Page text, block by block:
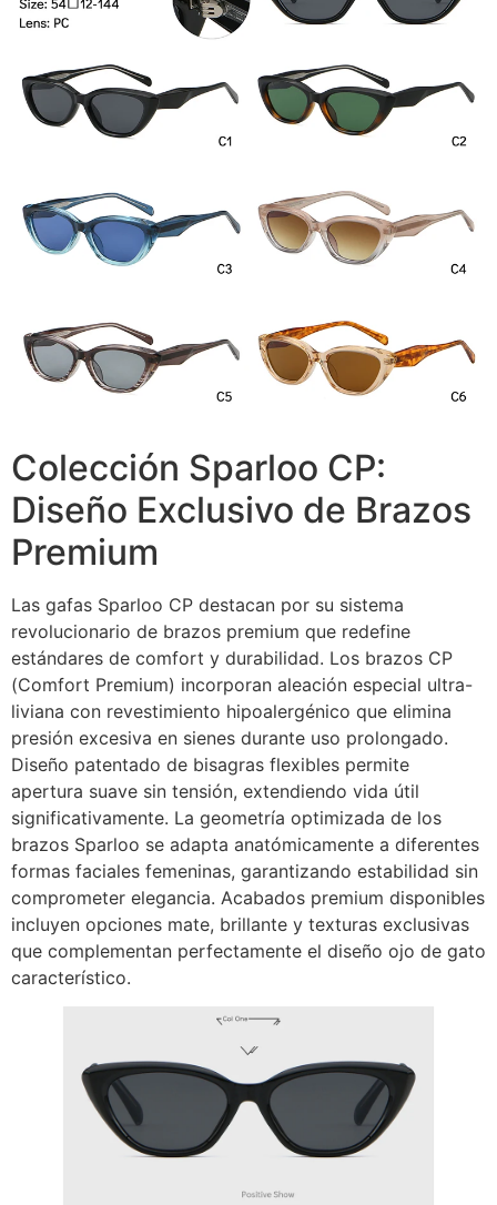
Colección Sparloo CP:
Diseño Exclusivo de Brazos
Premium
Las gafas Sparloo CP destacan por su sistema
revolucionario de brazos premium que redefine
estándares de comfort y durabilidad. Los brazos CP
(Comfort Premium) incorporan aleación especial ultra-
liviana con revestimiento hipoalergénico que elimina
presión excesiva en sienes durante uso prolongado.
Diseño patentado de bisagras flexibles permite
apertura suave sin tensión, extendiendo vida útil
significativamente. La geometría optimizada de los
brazos Sparloo se adapta anatómicamente a diferentes
formas faciales femeninas, garantizando estabilidad sin
comprometer elegancia. Acabados premium disponibles
incluyen opciones mate, brillante y texturas exclusivas
que complementan perfectamente el diseño ojo de gato
característico.